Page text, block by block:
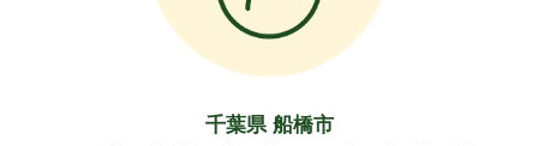
千葉県 船橋市